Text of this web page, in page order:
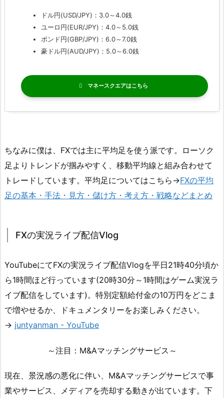
ドル円(USD/JPY)：3.0～4.0銭
ユーロ円(EUR/JPY)：4.0～5.0銭
ポンド円(GBP/JPY)：6.0～7.0銭
豪ドル円(AUD/JPY)：5.0～6.0銭
マネースクエア
ちなみに僕は、FXでは主に平均足を使う派です。ローソク
足よりトレンドが掴みやすく、移動平均線と組み合わせて
トレードしています。平均足についてはこちら→FXの平均
足の基本・手法・見方・儲け方・考え方・戦略などまとめ
FXの実況ライブ配信Vlog
YouTubeにてFXの実況ライブ配信Vlogを平日21時40分頃か
ら1時間ほど行っています(20時30分～1時間はゲーム実況ラ
イブ配信をしています)。特別定額給付金の10万円をどこま
で増やせるか、ドキュメンタリーをお楽しみください。
→ juntyanman - YouTube
～注目：M&Aマッチングサービス～
現在、景況感の悪化に伴い、M&Aマッチングサービスで事
業やサービス、メディアを売却する動きが出ています。下